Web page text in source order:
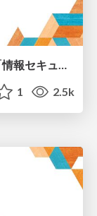
生成AIを安心して活用するために──「情報セキュリティガイドライン」策定とポイント
1 2.5k